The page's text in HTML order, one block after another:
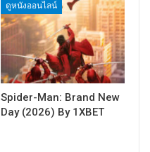
ดูหนังออนไลน์
Spider-Man: Brand New
Day (2026) By 1XBET